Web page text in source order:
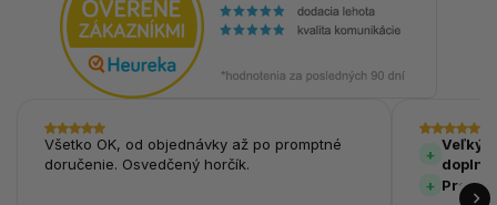
Všetko OK, od objednávky až po promptné
doručenie. Osvedčený horčík.
Veľký